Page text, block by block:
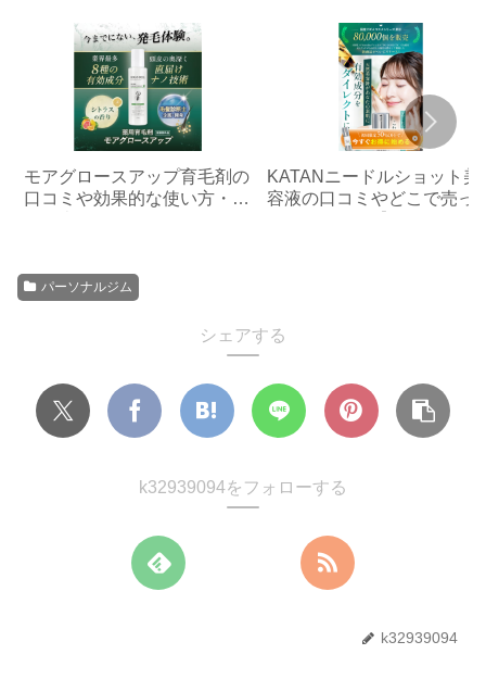
モアグロースアップ育毛剤の
口コミや効果的な使い方・ど
KATANニードルショット美
容液の口コミやどこで売っ
パーソナルジム
シェアする
k32939094をフォローする
k32939094